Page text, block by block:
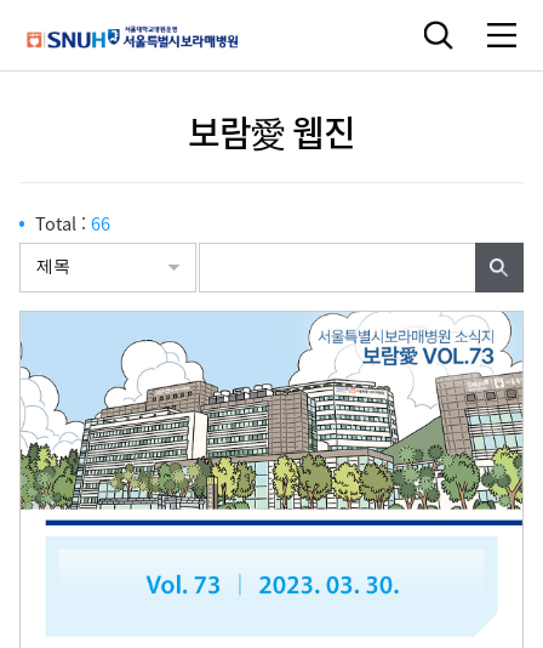
보람愛 웹진
Total : 66